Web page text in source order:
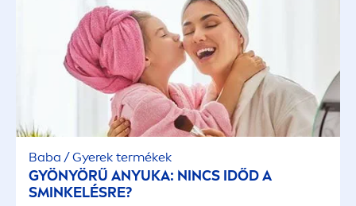
Baba / Gyerek termékek
GYÖNYÖRŰ ANYUKA: NINCS IDŐD A
SMINKELÉSRE?